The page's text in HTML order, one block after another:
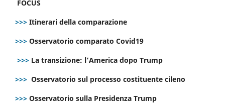
FOCUS
>>> Itinerari della comparazione
>>> Osservatorio comparato Covid19
>>> La transizione: l’America dopo Trump
>>> Osservatorio sul processo costituente cileno
>>> Osservatorio sulla Presidenza Trump